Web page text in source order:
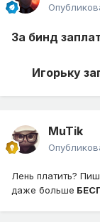
За бинд
Игорьку
MuTik
Лень платить?
даже больше